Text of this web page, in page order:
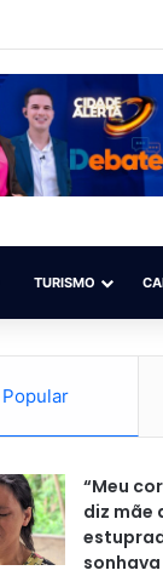
TURISMO
Popular
“Meu
diz mãe
sonhava